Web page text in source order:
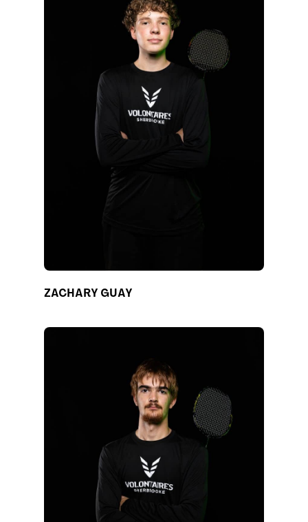
ZACHARY GUAY